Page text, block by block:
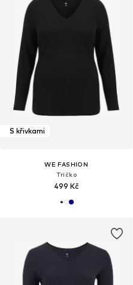
S křivkami
WE FASHION
Tričko
499 Kč